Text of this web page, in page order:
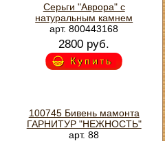
Серьги "Аврора" с
натуральным камнем
арт. 800443168
2800 руб.
Купить
100745 Бивень мамонта
ГАРНИТУР "НЕЖНОСТЬ"
арт. 88